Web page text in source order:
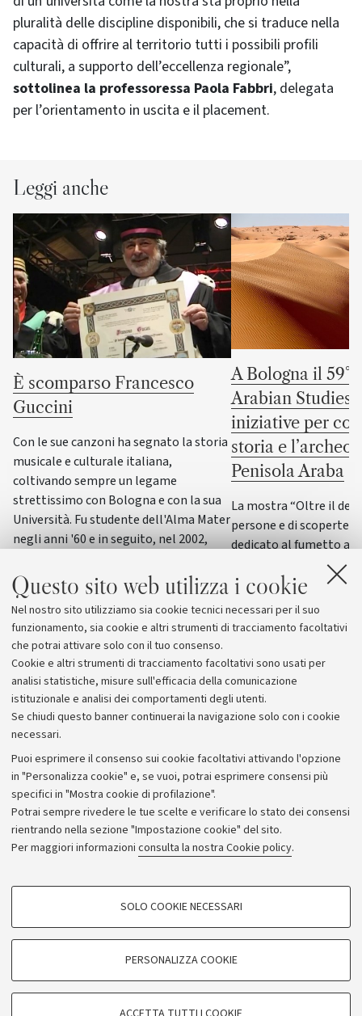
Questo sito web utilizza i cookie
Nel nostro sito utilizziamo sia cookie tecnici necessari per il suo
funzionamento, sia cookie e altri strumenti di tracciamento facoltativi
che potrai attivare solo con il tuo consenso.
Cookie e altri strumenti di tracciamento facoltativi sono usati per
analisi statistiche, misure sull'efficacia della comunicazione
istituzionale e analisi dei comportamenti degli utenti.
Se chiudi questo banner continuerai la navigazione solo con i cookie
necessari.
Puoi esprimere il consenso sui cookie facoltativi attivando l'opzione
in "Personalizza cookie" e, se vuoi, potrai esprimere consensi più
specifici in "Mostra cookie di profilazione".
Potrai sempre rivedere le tue scelte e verificare lo stato dei consensi
rientrando nella sezione "Impostazione cookie" del sito.
Per maggiori informazioni consulta la nostra Cookie policy.
COOKIE DI PROFILAZIONE - FACOLTATIVI
COOKIE TECNICI - NECESSARI
SOLO COOKIE NECESSARI
PERSONALIZZA COOKIE
pluralità delle discipline disponibili, che si traduce nella
capacità di offrire al territorio tutti i possibili profili
culturali, a supporto dell’eccellenza regionale”,
sottolinea la professoressa Paola Fabbri, delegata
per l’orientamento in uscita e il placement.
Leggi anche
È scomparso Francesco
Guccini
Con le sue canzoni ha segnato la storia
musicale e culturale italiana,
coltivando sempre un legame
strettissimo con Bologna e con la sua
Università. Fu studente dell'Alma Mater
negli anni '60 e in seguito, nel 2002,
Scienze della formazione primaria
A Bologna il 59°
Arabian Studies:
iniziative per
storia e
Penisola Araba
La mostra “Oltre il
persone e di scoperte”
dedicato al fumetto
italiano
convegno
archeologia e storia
Araba
Archivio
Comunicati stampa
Redazione
Rassegna stampa
© Copyright 2026 - ALMA MATER STUDIORUM - Università di
Bologna - Via Zamboni, 33 - 40126 Bologna - PI: 01131710376 -
CF: 80007010376